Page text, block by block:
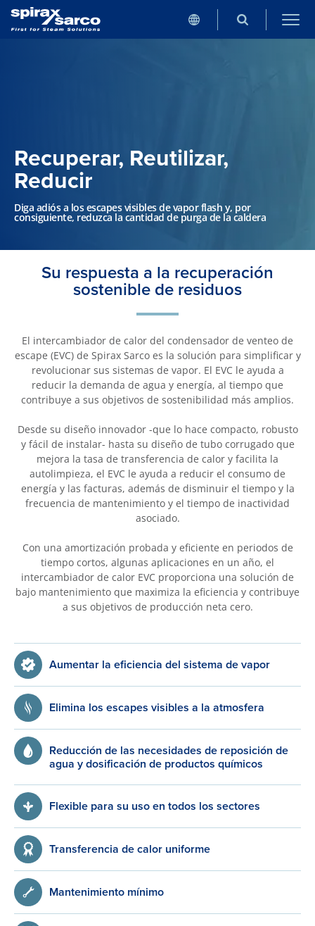
Recuperar, Reutilizar,
Reducir
Diga adiós a los escapes visibles de vapor flash y, por
consiguiente, reduzca la cantidad de purga de la caldera
Su respuesta a la recuperación
sostenible de residuos
El intercambiador de calor del condensador de venteo de
escape (EVC) de Spirax Sarco es la solución para simplificar y
revolucionar sus sistemas de vapor. El EVC le ayuda a
reducir la demanda de agua y energía, al tiempo que
contribuye a sus objetivos de sostenibilidad más amplios.
Desde su diseño innovador -que lo hace compacto, robusto
y fácil de instalar- hasta su diseño de tubo corrugado que
mejora la tasa de transferencia de calor y facilita la
autolimpieza, el EVC le ayuda a reducir el consumo de
energía y las facturas, además de disminuir el tiempo y la
frecuencia de mantenimiento y el tiempo de inactividad
asociado.
Con una amortización probada y eficiente en periodos de
tiempo cortos, algunas aplicaciones en un año, el
intercambiador de calor EVC proporciona una solución de
bajo mantenimiento que maximiza la eficiencia y contribuye
a sus objetivos de producción neta cero.
Aumentar la eficiencia del sistema de vapor
Elimina los escapes visibles a la atmosfera
Reducción de las necesidades de reposición de
agua y dosificación de productos químicos
Flexible para su uso en todos los sectores
Transferencia de calor uniforme
Mantenimiento mínimo